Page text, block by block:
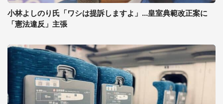
小林よしのり氏「ワシは提訴しますよ」...皇室典範改正案に
「憲法違反」主張